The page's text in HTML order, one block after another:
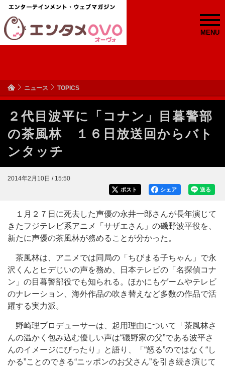
MENU
ニュース TOPICS
２代目波平に「コナン」目暮警部
の茶風林 １６日放送回からバト
ンタッチ
2014年2月10日 / 15:50
送る
シェア
ポスト
１月２７日に死去した声優の永井一郎さんが長年演じて
きたフジテレビ系アニメ「サザエさん」の磯野波平役を、
新たに声優の茶風林が務めることが分かった。
茶風林は、アニメでは同局の「ちびまる子ちゃん」で永
沢くんとヒデじいの声を務め、日本テレビの「名探偵コナ
ン」の目暮警部役でも知られる。ほかにもゲームやテレビ
のナレーション、海外作品の吹き替えなど多数の作品で活
躍する実力派。
野崎理プロデューサーは、起用理由について「茶風林さ
んの温かく包み込む優しい声は“磯野家の父”である波平さ
んのイメージにぴったり」と語り、「“怒る”のではなく“し
かる”ことのできる“ニッポンのお父さん”を引き続き演じて